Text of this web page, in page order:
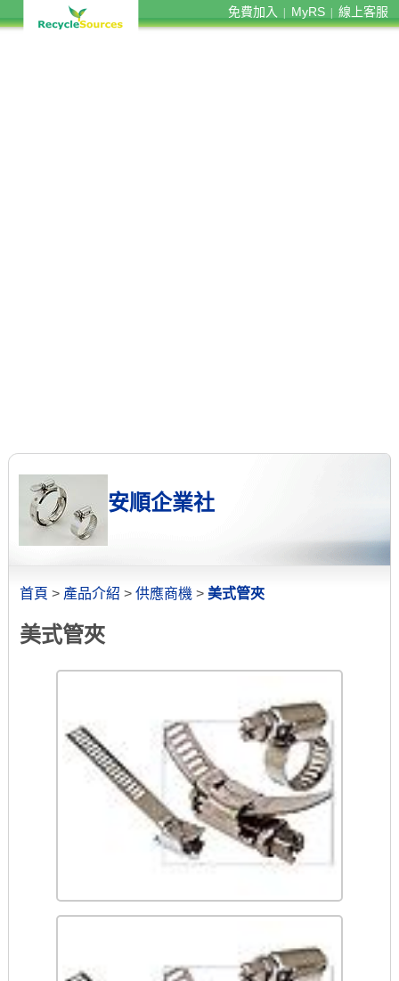
免費加入 MyRS 線上客服
安順企業社
首頁 > 產品介紹 > 供應商機 > 美式管夾
美式管夾